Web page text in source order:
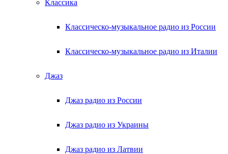
Классика
Классическо-музыкальное радио из России
Классическо-музыкальное радио из Италии
Джаз
Джаз радио из России
Джаз радио из Украины
Джаз радио из Латвии